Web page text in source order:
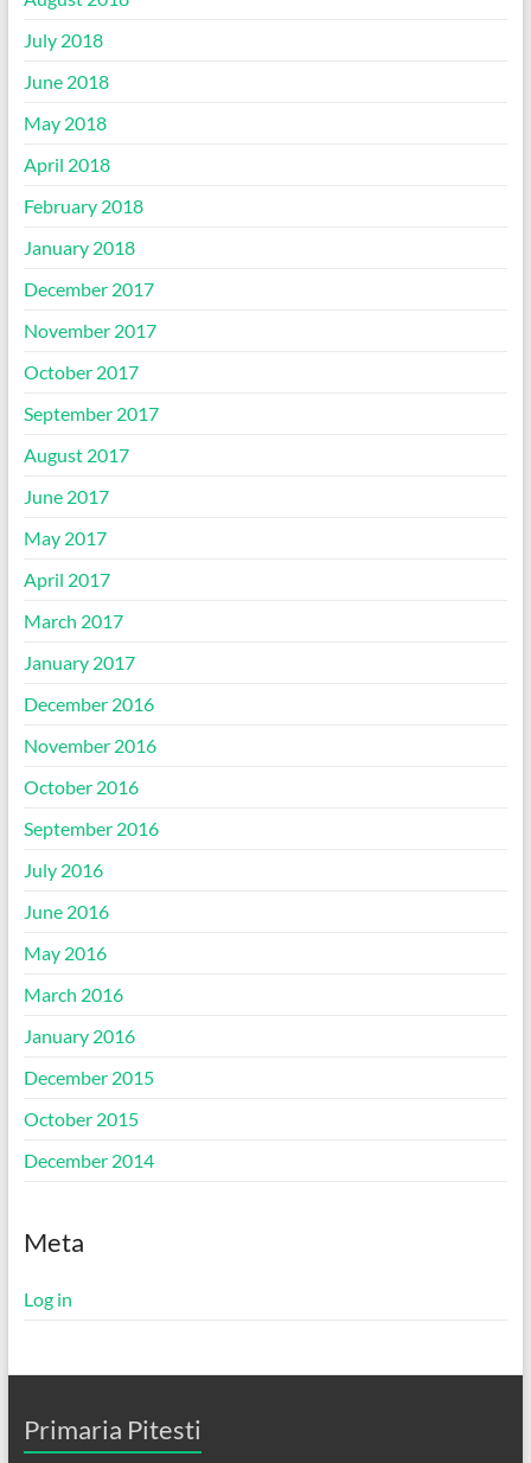
July 2018
June 2018
May 2018
April 2018
February 2018
January 2018
December 2017
November 2017
October 2017
September 2017
August 2017
June 2017
May 2017
April 2017
March 2017
January 2017
December 2016
November 2016
October 2016
September 2016
July 2016
June 2016
May 2016
March 2016
January 2016
December 2015
October 2015
December 2014
Meta
Log in
Primaria Pitesti